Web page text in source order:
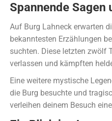
Spannende Sagen
Auf Burg Lahneck erwarten
bekanntesten Erzählungen
suchten. Diese letzten zwölf
verlassen und kämpften
Eine weitere mystische
die Burg besuchte und
verleihen deinem Besuch